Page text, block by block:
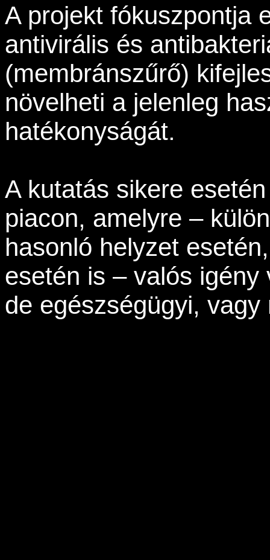
A projekt fókuszpontja
antivirális és
(membránszűrő)
növelheti a jelenleg
hatékonyságát.
A kutatás sikere
piacon, amelyre –
hasonló helyzet
esetén is – valós
de egészségügyi,